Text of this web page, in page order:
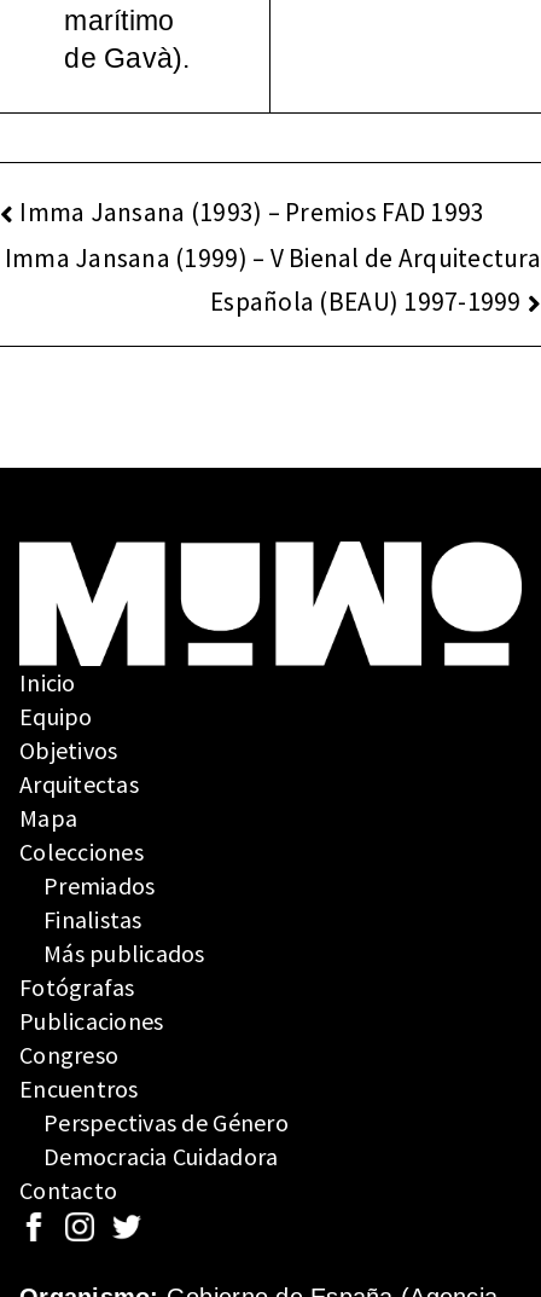
marítimo
de Gavà).
NAVEGACIÓN
DE
ENTRADAS
Imma Jansana (1993) – Premios FAD 1993
Imma Jansana (1999) – V Bienal de Arquitectura
Española (BEAU) 1997-1999
Inicio
Equipo
Objetivos
Arquitectas
Mapa
Colecciones
Premiados
Finalistas
Más publicados
Fotógrafas
Publicaciones
Congreso
Encuentros
Perspectivas de Género
Democracia Cuidadora
Contacto